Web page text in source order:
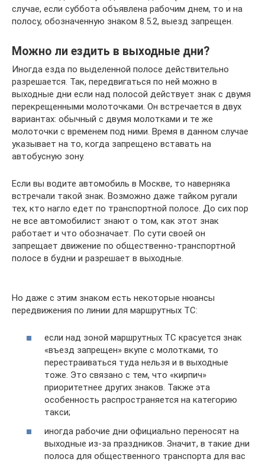
случае, если суббота объявлена рабочим днем, то и на
полосу, обозначенную знаком 8.5.2, выезд запрещен.
Можно ли ездить в выходные дни?
Иногда езда по выделенной полосе действительно
разрешается. Так, передвигаться по ней можно в
выходные дни если над полосой действует знак с двумя
перекрещенными молоточками. Он встречается в двух
вариантах: обычный с двумя молотками и те же
молоточки с временем под ними. Время в данном случае
указывает на то, когда запрещено вставать на
автобусную зону.
Если вы водите автомобиль в Москве, то наверняка
встречали такой знак. Возможно даже тайком ругали
тех, кто нагло едет по транспортной полосе. До сих пор
не все автомобилист знают о том, как этот знак
работает и что обозначает. По сути своей он
запрещает движение по общественно-транспортной
полосе в будни и разрешает в выходные.
Но даже с этим знаком есть некоторые нюансы
передвижения по линии для маршрутных ТС:
если над зоной маршрутных ТС красуется знак
«въезд запрещен» вкупе с молотками, то
перестраиваться туда нельзя и в выходные
тоже. Это связано с тем, что «кирпич»
приоритетнее других знаков. Также эта
особенность распространяется на категорию
такси;
иногда рабочие дни официально переносят на
выходные из-за праздников. Значит, в такие дни
полоса для общественного транспорта для вас